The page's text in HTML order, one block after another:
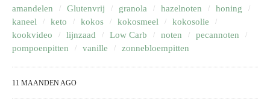
amandelen Glutenvrij granola hazelnoten
honing
kaneel
keto kokos kokosmeel
kokosolie
kookvideo
lijnzaad Low Carb noten
pecannoten
pompoenpitten
vanille zonnebloempitten
11 MAANDEN AGO